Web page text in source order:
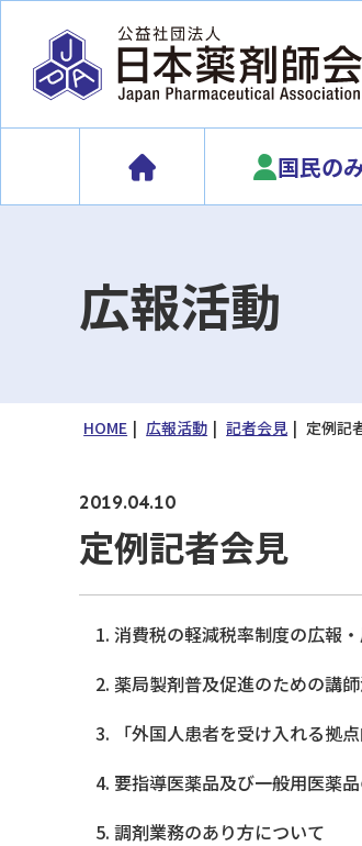
国民の
広報活動
HOME 広報活動 記者会見 定例記
2019.04.10
定例記者会見
消費税の軽減税率制度の広報
薬局製剤普及促進のための講
「外国人患者を受け入れる拠
要指導医薬品及び一般用医薬
調剤業務のあり方について